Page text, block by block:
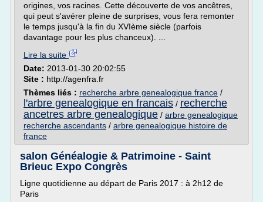
origines, vos racines. Cette découverte de vos ancêtres,
qui peut s'avérer pleine de surprises, vous fera remonter
le temps jusqu'à la fin du XVIème siècle (parfois
davantage pour les plus chanceux). ...
Lire la suite
Date: 2013-01-30 20:02:55
Site : http://agenfra.fr
Thèmes liés : recherche arbre genealogique france /
l'arbre genealogique en francais / recherche
ancetres arbre genealogique / arbre genealogique
recherche ascendants / arbre genealogique histoire de
france
salon Généalogie & Patrimoine - Saint
Brieuc Expo Congrès
Ligne quotidienne au départ de Paris 2017 : à 2h12 de
Paris